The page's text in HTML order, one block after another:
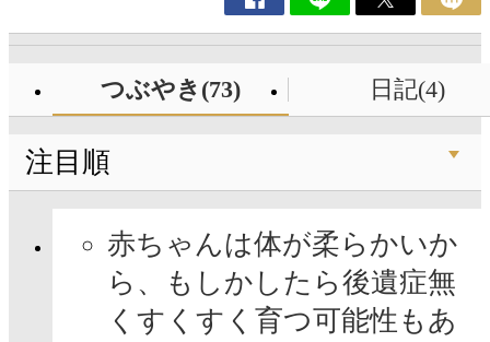
つぶやき(73) 日記(4)
注目順
赤ちゃんは体が柔らかいか
ら、もしかしたら後遺症無
くすくすく育つ可能性もあ